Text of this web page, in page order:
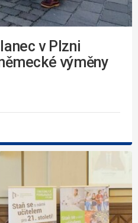
v Plzni
výměny